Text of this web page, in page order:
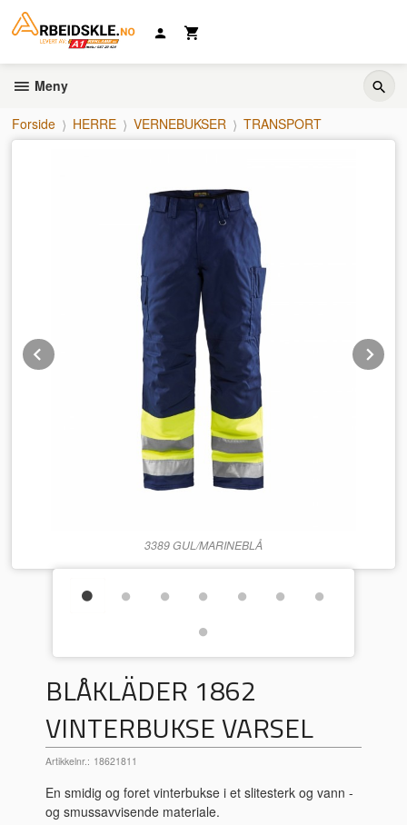
innholdet
Meny
Forside HERRE VERNEBUKSER TRANSPORT
3389 GUL/MARINEBLÅ
Prev
BLÅKLÄDER 1862
VINTERBUKSE VARSEL
Artikkelnr.: 18621811
En smidig og foret vinterbukse i et slitesterk og vann -
og smussavvisende materiale.